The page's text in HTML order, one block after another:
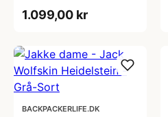
1.099,00 kr
BACKPACKERLIFE.DK